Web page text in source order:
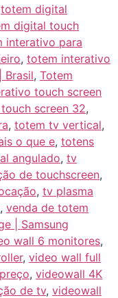
totem digital
digital touch
interativo para
, totem interativo
Brasil, Totem
touch screen
screen 32,
, totem tv vertical,
o que e, totens
angulado, tv
de touchscreen,
, tv plasma
, venda de totem
| Samsung
wall 6 monitores,
, video wall full
, videowall 4K
de tv, videowall